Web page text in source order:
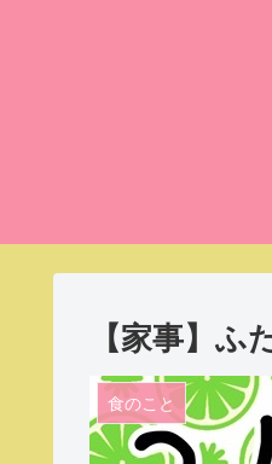
【家事】
食のこと